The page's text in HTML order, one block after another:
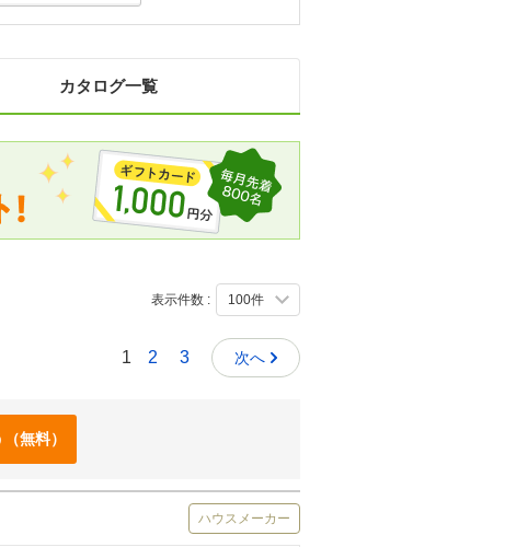
カタログ一覧
表示件数 :
1 2 3 次へ
無料）
ハウスメーカー